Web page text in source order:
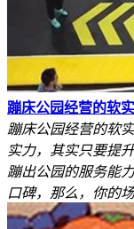
蹦床公园经营的软
蹦床公园经营的软
实力，其实只要提
蹦出公园的服务能
口碑，那么，你的